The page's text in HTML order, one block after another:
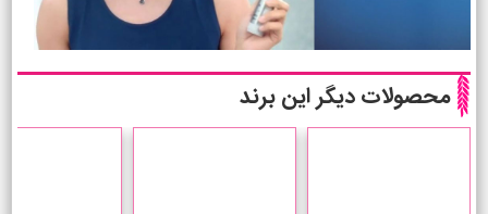
محصولات دیگر این برند